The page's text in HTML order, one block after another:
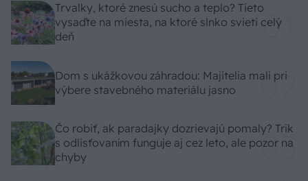
Trvalky, ktoré znesú sucho a teplo? Tieto
vysaďte na miesta, na ktoré slnko svieti celý
deň
Dom s ukážkovou záhradou: Majitelia mali pri
výbere stavebného materiálu jasno
Čo robiť, ak paradajky dozrievajú pomaly? Trik
s odlisťovaním funguje aj cez leto, ale pozor na
chyby